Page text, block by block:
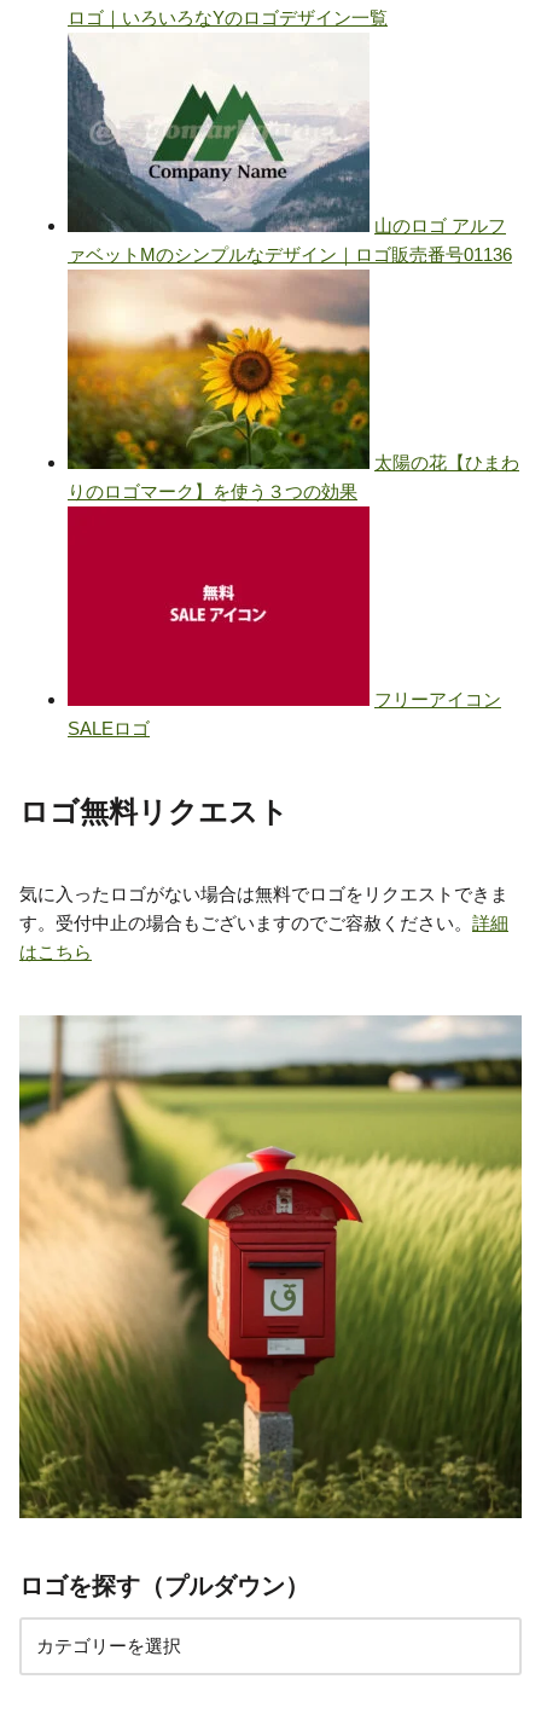
ロゴ無料リクエスト
気に入ったロゴがない場合は無料でロゴをリクエストできま
す。受付中止の場合もございますのでご容赦ください。 詳細
はこちら
ロゴを探す（プルダウン）